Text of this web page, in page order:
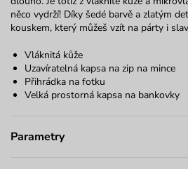
něco vydrží! Díky šedé barvě a zlatým
kouskem, který můžeš vzít na párty i
Vláknitá kůže
Uzavíratelná kapsa na zip na mince
Přihrádka na fotku
Velká prostorná kapsa na bankovky
Parametry